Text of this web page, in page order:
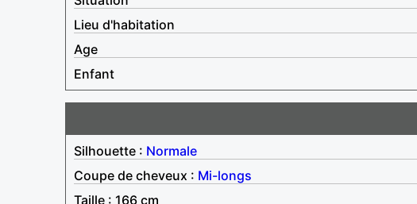
Lieu d'habitation
Age
Enfant
Silhouette : Normale
Coupe de cheveux : Mi-longs
Taille : 166 cm